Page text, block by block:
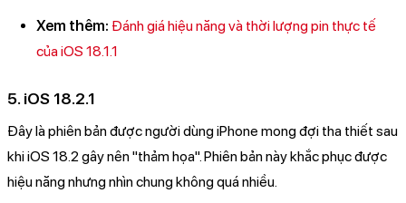
Xem thêm: Đánh giá hiệu năng và thời lượng pin thực tế
của iOS 18.1.1
5. iOS 18.2.1
Đây là phiên bản được người dùng iPhone mong đợi tha thiết sau
khi iOS 18.2 gây nên "thảm họa". Phiên bản này khắc phục được
hiệu năng nhưng nhìn chung không quá nhiều.